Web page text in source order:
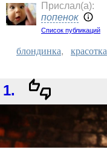
Прислал(a):
попенок
Список публикаций
блондинка, красотка
1.